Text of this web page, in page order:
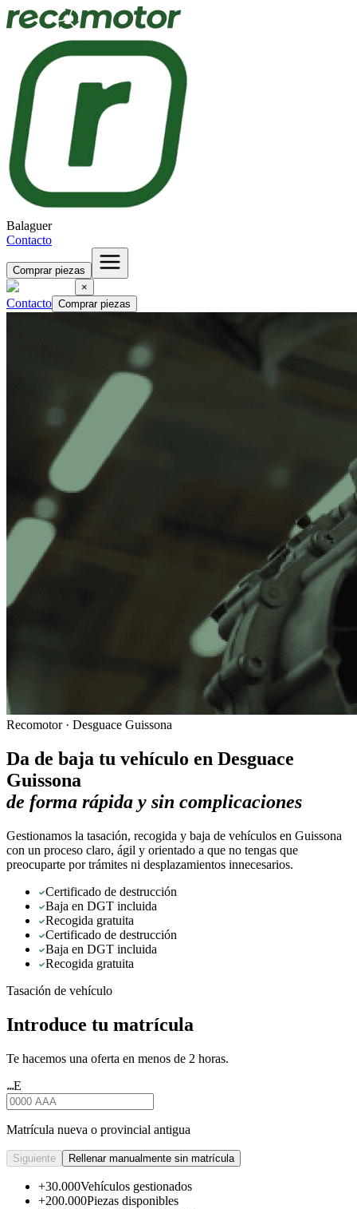
Balaguer
Contacto
Comprar piezas
×
Contacto Comprar piezas
Recomotor · Desguace Guissona
Da de baja tu vehículo en Desguace
Guissona
de forma rápida y sin complicaciones
Gestionamos la tasación, recogida y baja de vehículos en Guissona
con un proceso claro, ágil y orientado a que no tengas que
preocuparte por trámites ni desplazamientos innecesarios.
Certificado de destrucción
Baja en DGT incluida
Recogida gratuita
Certificado de destrucción
Baja en DGT incluida
Recogida gratuita
Tasación de vehículo
Introduce tu matrícula
Te hacemos una oferta en menos de 2 horas.
★★★E
Matrícula nueva o provincial antigua
Siguiente Rellenar manualmente sin matrícula
+30.000Vehículos gestionados
+200.000Piezas disponibles